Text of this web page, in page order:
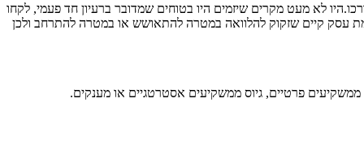
לא מעט מקרים שיזמים היו בטוחים שמדובר ברעיון חד פעמי, לקחו
עסק קיים שזקוק להלוואה במטרה להתאושש או במטרה להתרחב ולכן